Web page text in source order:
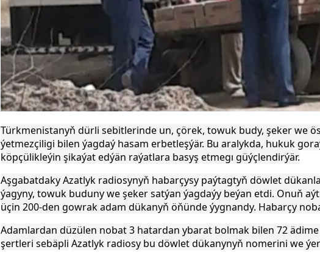
Türkmenistanyň dürli sebitlerinde un, çörek, towuk budy, şeker we
ýetmezçiligi bilen ýagdaý hasam erbetleşýär. Bu aralykda, hukuk
köpçülikleýin şikaýat edýän raýatlara basyş etmegı güýçlendirýär.
Aşgabatdaky Azatlyk radiosynyň habarçysy paýtagtyň döwlet
ýagyny, towuk buduny we şeker satýan ýagdaýy beýan etdi. Onuň
üçin 200-den gowrak adam dükanyň öňünde ýygnandy. Habarçy
Adamlardan düzülen nobat 3 hatardan ybarat bolmak bilen 72
şertleri sebäpli Azatlyk radiosy bu döwlet dükanynyň nomerini we